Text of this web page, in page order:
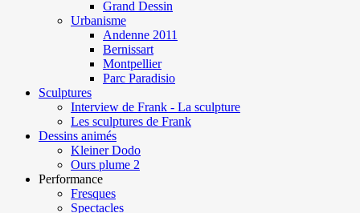
Grand Dessin
Urbanisme
Andenne 2011
Bernissart
Montpellier
Parc Paradisio
Sculptures
Interview de Frank - La sculpture
Les sculptures de Frank
Dessins animés
Kleiner Dodo
Ours plume 2
Performance
Fresques
Spectacles